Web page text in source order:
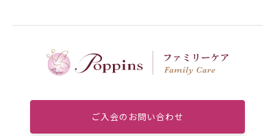
ご入会のお問い合わせ